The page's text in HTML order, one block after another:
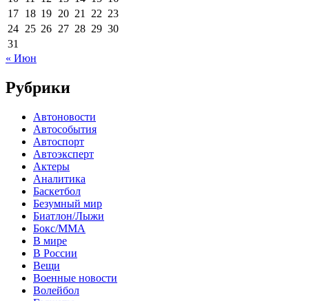
17 18 19 20 21 22 23
24 25 26 27 28 29 30
31
« Июн
Рубрики
Автоновости
Автособытия
Автоспорт
Автоэксперт
Актеры
Аналитика
Баскетбол
Безумный мир
Биатлон/Лыжи
Бокс/MMA
В мире
В России
Вещи
Военные новости
Волейбол